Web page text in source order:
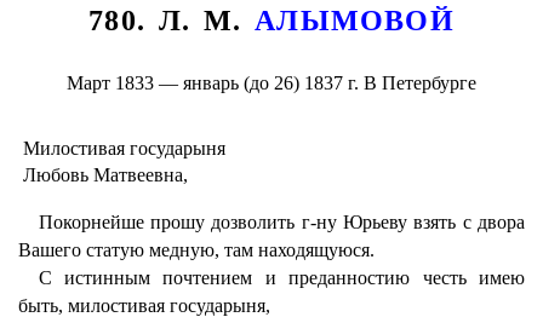
780. Л. M. АЛЫМОВОЙ
Март 1833 — январь (до 26) 1837 г. В Петербурге
Милостивая государыня
Любовь Матвеевна,
Покорнейше прошу дозволить г-ну Юрьеву взять с двора
Вашего статую медную, там находящуюся.
С истинным почтением и преданностию честь имею
быть, милостивая государыня,